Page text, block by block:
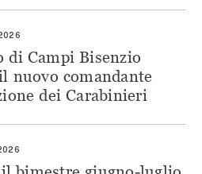
di Campi Bisenzio
nuovo comandante
dei Carabinieri